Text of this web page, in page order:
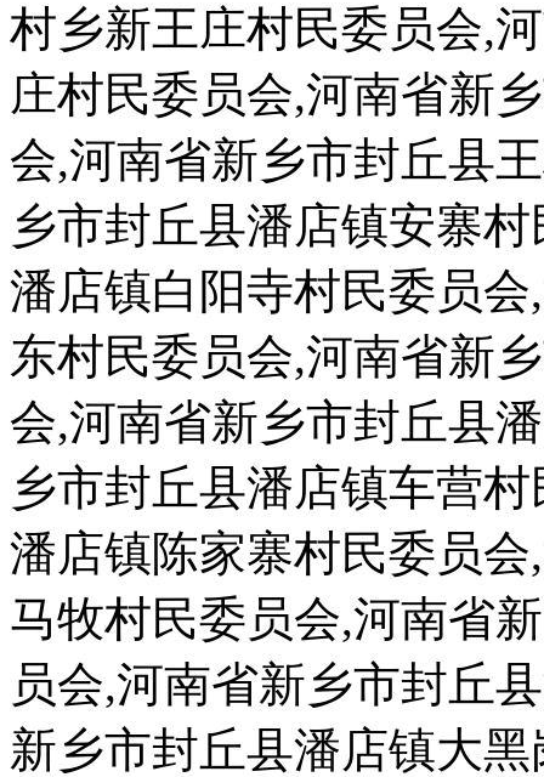
村乡新王庄村民委员会,
庄村民委员会,河南省新
会,河南省新乡市封丘县
乡市封丘县潘店镇安寨
潘店镇白阳寺村民委员
东村民委员会,河南省新
会,河南省新乡市封丘县
乡市封丘县潘店镇车营
潘店镇陈家寨村民委员
马牧村民委员会,河南省
员会,河南省新乡市封丘
新乡市封丘县潘店镇大